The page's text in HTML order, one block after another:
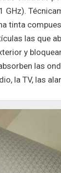
GHz).
tinta
las que
y
las
la TV, las